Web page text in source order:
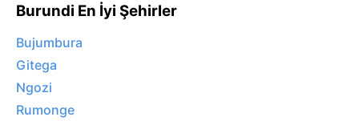
Burundi En İyi Şehirler
Bujumbura
Gitega
Ngozi
Rumonge